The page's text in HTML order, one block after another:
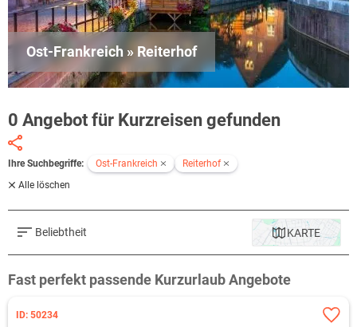
Ost-Frankreich » Reiterhof
0 Angebot für Kurzreisen gefunden
Ihre Suchbegriffe: Ost-Frankreich
Reiterhof
Alle löschen
Beliebtheit KARTE
Fast perfekt passende Kurzurlaub Angebote
ID: 50234